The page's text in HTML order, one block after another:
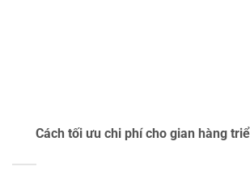
Cách tối ưu chi phí cho gian hàng